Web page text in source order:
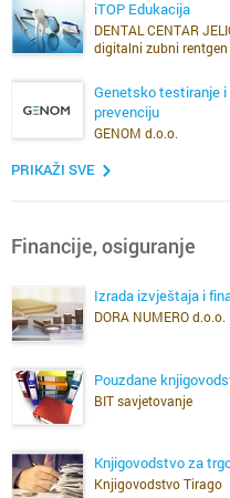
iTOP Edukacija
DENTAL CENTAR
digitalni zubni rentgen
Genetsko testiranje i
prevenciju
GENOM d.o.o.
PRIKAŽI SVE
Financije, osiguranje
Izrada izvještaja i
DORA NUMERO d.o.o.
Pouzdane
BIT savjetovanje
Knjigovodstvo za
Knjigovodstvo Tirago